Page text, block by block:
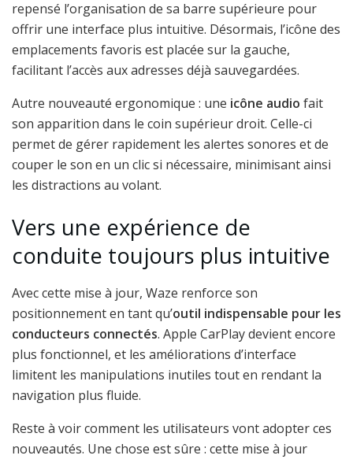
repensé l’organisation de sa barre supérieure pour
offrir une interface plus intuitive. Désormais, l’icône des
emplacements favoris est placée sur la gauche,
facilitant l’accès aux adresses déjà sauvegardées.
Autre nouveauté ergonomique : une icône audio fait
son apparition dans le coin supérieur droit. Celle-ci
permet de gérer rapidement les alertes sonores et de
couper le son en un clic si nécessaire, minimisant ainsi
les distractions au volant.
Vers une expérience de
conduite toujours plus intuitive
Avec cette mise à jour, Waze renforce son
positionnement en tant qu’outil indispensable pour les
conducteurs connectés. Apple CarPlay devient encore
plus fonctionnel, et les améliorations d’interface
limitent les manipulations inutiles tout en rendant la
navigation plus fluide.
Reste à voir comment les utilisateurs vont adopter ces
nouveautés. Une chose est sûre : cette mise à jour